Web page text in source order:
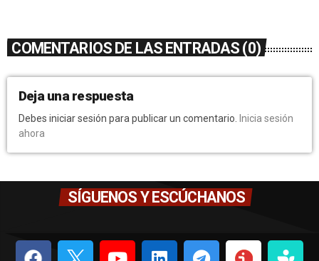
COMENTARIOS DE LAS ENTRADAS (0)
Deja una respuesta
Debes iniciar sesión para publicar un comentario.
Inicia sesión
ahora
SÍGUENOS Y ESCÚCHANOS